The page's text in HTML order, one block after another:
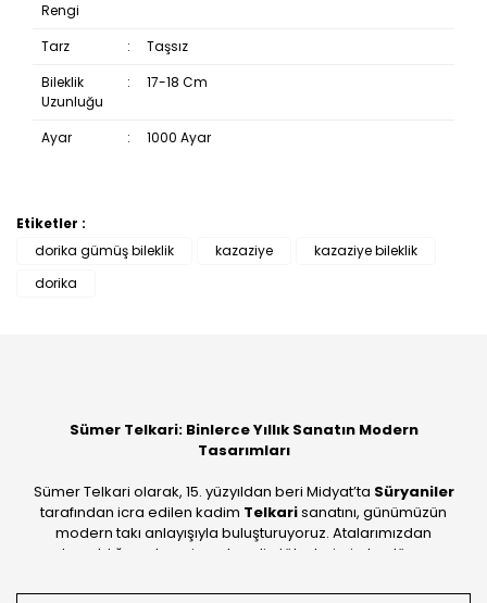
Rengi
Tarz :
Taşsız
Bileklik
Uzunluğu
: 17-18 Cm
Ayar : 1000 Ayar
Bu ürüne ilk yorumu siz yapın!
Etiketler :
dorika gümüş bileklik
kazaziye
kazaziye bileklik
dorika
Sümer Telkari: Binlerce Yıllık Sanatın Modern
Tasarımları
Sümer Telkari olarak, 15. yüzyıldan beri Midyat’ta Süryaniler
tarafından icra edilen kadim Telkarisanatını, günümüzün
modern takı anlayışıyla buluşturuyoruz. Atalarımızdan
devraldığımız bu mirası; kendi atölyelerimizde, dünya